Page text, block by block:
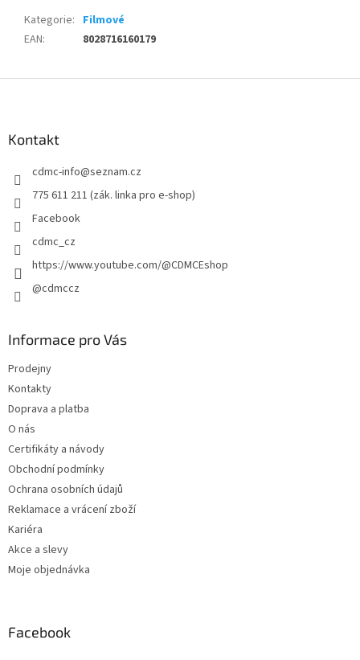
Kategorie: Filmové
EAN: 8028716160179
Kontakt
cdmc-info@seznam.cz
775 611 211 (zák. linka pro e-shop)
Facebook
cdmc_cz
https://www.youtube.com/@CDMCEshop
@cdmccz
Informace pro Vás
Prodejny
Kontakty
Doprava a platba
O nás
Certifikáty a návody
Obchodní podmínky
Ochrana osobních údajů
Reklamace a vrácení zboží
Kariéra
Akce a slevy
Moje objednávka
Facebook